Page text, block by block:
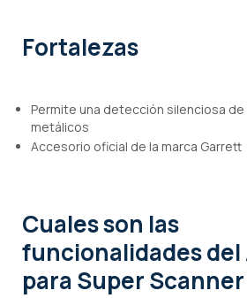
Fortalezas
Permite una detección silenciosa
metálicos
Accesorio oficial de la marca Garrett
Cuales son las
funcionalidades
para Super Scanner